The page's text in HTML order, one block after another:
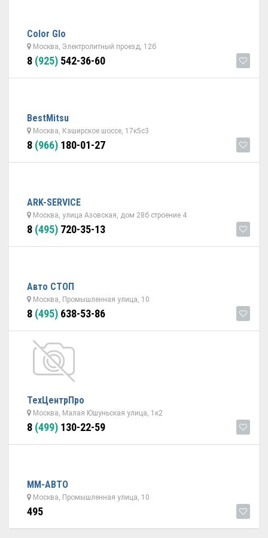
Color Glo
Москва, Электролитный проезд, 12б
8 (925) 542-36-60
BestMitsu
Москва, Каширское шоссе, 17к5с3
8 (966) 180-01-27
ARK-SERVICE
Москва, улица Азовская, дом 28б строение 4
8 (495) 720-35-13
Авто СТОП
Москва, Промышленная улица, 10
8 (495) 638-53-86
ТехЦентрПро
Москва, Малая Юшуньская улица, 1к2
8 (499) 130-22-59
ММ-АВТО
Москва, Промышленная улица, 10
495